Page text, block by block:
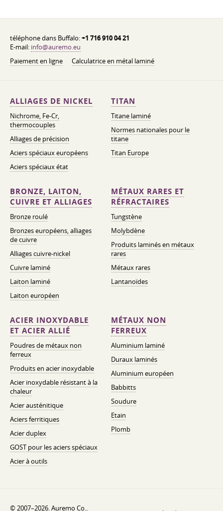
téléphone dans Buffalo:+1 716 910 04 21
E-mail: info@auremo.eu
Paiement en ligne
Calculatrice en métal laminé
ALLIAGES DE NICKEL
Nichrome, Fe-Cr,
thermocouples
Alliages de précision
Aciers spéciaux européens
Aciers spéciaux état
TITAN
Titane laminé
Normes nationales pour le
titane
Titan Europe
BRONZE, LAITON,
CUIVRE ET ALLIAGES
Bronze roulé
Bronzes européens, alliages
de cuivre
Alliages cuivre-nickel
Cuivre laminé
Laiton laminé
Laiton européen
MÉTAUX RARES ET
RÉFRACTAIRES
Tungstène
Molybdène
Produits laminés en métaux
rares
Métaux rares
Lantanoïdes
ACIER INOXYDABLE
ET ACIER ALLIÉ
Poudres de métaux non
ferreux
Produits en acier inoxydable
Acier inoxydable résistant à la
chaleur
Acier austénitique
Aciers ferritiques
Acier duplex
GOST pour les aciers spéciaux
Acier à outils
MÉTAUX NON
FERREUX
Aluminium laminé
Duraux laminés
Aluminium européen
Babbitts
Soudure
Etain
Plomb
© 2007–2026. Auremo Co..